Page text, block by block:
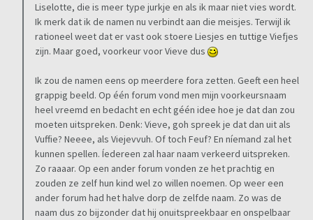
Liselotte, die is meer type jurkje en als ik maar niet vies wordt.
Ik merk dat ik de namen nu verbindt aan die meisjes. Terwijl ik
rationeel weet dat er vast ook stoere Liesjes en tuttige Viefjes
zijn. Maar goed, voorkeur voor Vieve dus
Ik zou de namen eens op meerdere fora zetten. Geeft een heel
grappig beeld. Op één forum vond men mijn voorkeursnaam
heel vreemd en bedacht en echt géén idee hoe je dat dan zou
moeten uitspreken. Denk: Vieve, goh spreek je dat dan uit als
Vuffie? Neeee, als Viejevvuh. Of toch Feuf? En níemand zal het
kunnen spellen. Íedereen zal haar naam verkeerd uitspreken.
Zo raaaar. Op een ander forum vonden ze het prachtig en
zouden ze zelf hun kind wel zo willen noemen. Op weer een
ander forum had het halve dorp de zelfde naam. Zo was de
naam dus zo bijzonder dat hij onuitspreekbaar en onspelbaar